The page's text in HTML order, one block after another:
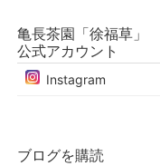
亀長茶園「徐福草」
公式アカウント
Instagram
ブログを購読